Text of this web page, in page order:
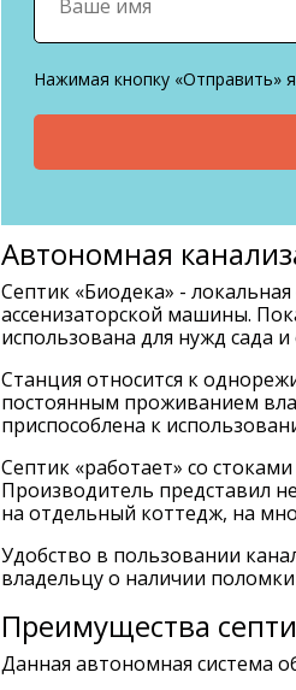
Нажимая кнопку «Отправить»
Автономная
Септик «Биодека» -
ассенизаторской машины.
использована для нужд сада
Станция относится к
постоянным проживанием
приспособлена к
Септик «работает» со
Производитель представил
на отдельный коттедж, на
Удобство в пользовании
владельцу о наличии
Преимущества
Данная автономная система